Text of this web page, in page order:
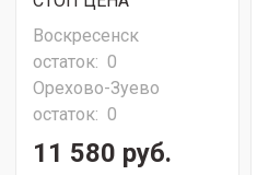
Воскресенск
остаток: 0
Орехово-Зуево
остаток: 0
11 580 руб.